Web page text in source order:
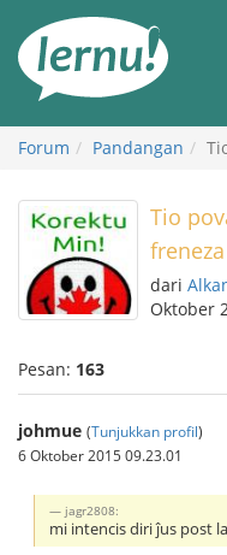
daftar
Forum Pandangan
Tio
freneza
dari
Oktober
Pesan: 163
johmue (Tunjukkan profil)
6 Oktober 2015 09.23.01
jagr2808:
mi intencis diri ĵus post